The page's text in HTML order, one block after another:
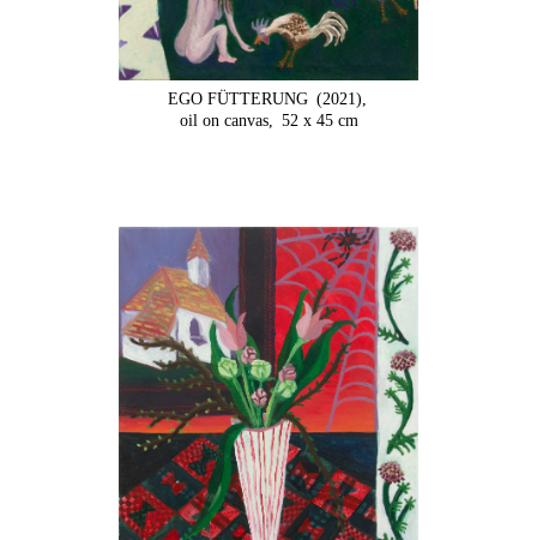
EGO FÜTTERUNG (2021),
oil on canvas, 52 x 45 cm